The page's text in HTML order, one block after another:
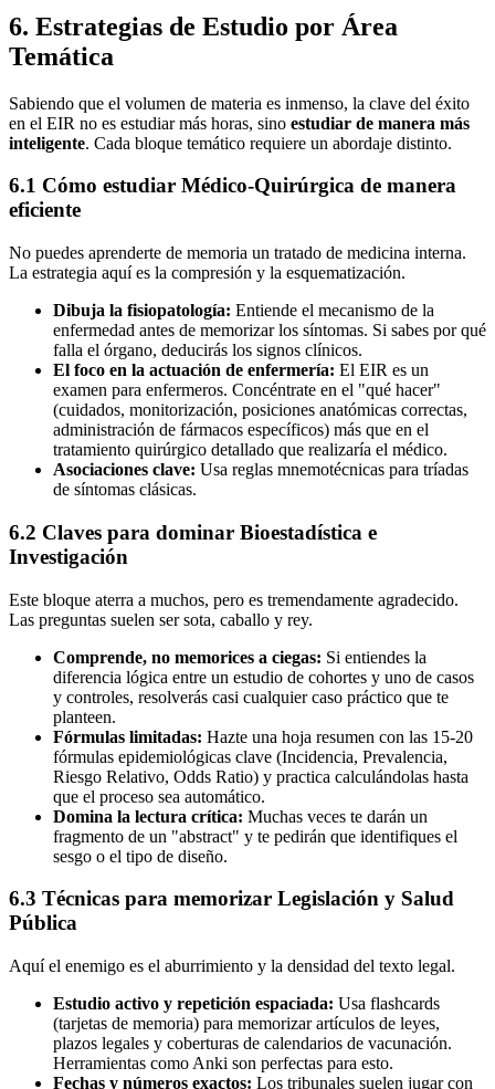
6. Estrategias de Estudio por Área
Temática
Sabiendo que el volumen de materia es inmenso, la clave del éxito
en el EIR no es estudiar más horas, sino estudiar de manera más
inteligente. Cada bloque temático requiere un abordaje distinto.
6.1 Cómo estudiar Médico-Quirúrgica de manera
eficiente
No puedes aprenderte de memoria un tratado de medicina interna.
La estrategia aquí es la compresión y la esquematización.
Dibuja la fisiopatología: Entiende el mecanismo de la
enfermedad antes de memorizar los síntomas. Si sabes por qué
falla el órgano, deducirás los signos clínicos.
El foco en la actuación de enfermería: El EIR es un
examen para enfermeros. Concéntrate en el "qué hacer"
(cuidados, monitorización, posiciones anatómicas correctas,
administración de fármacos específicos) más que en el
tratamiento quirúrgico detallado que realizaría el médico.
Asociaciones clave: Usa reglas mnemotécnicas para tríadas
de síntomas clásicas.
6.2 Claves para dominar Bioestadística e
Investigación
Este bloque aterra a muchos, pero es tremendamente agradecido.
Las preguntas suelen ser sota, caballo y rey.
Comprende, no memorices a ciegas: Si entiendes la
diferencia lógica entre un estudio de cohortes y uno de casos
y controles, resolverás casi cualquier caso práctico que te
planteen.
Fórmulas limitadas: Hazte una hoja resumen con las 15-20
fórmulas epidemiológicas clave (Incidencia, Prevalencia,
Riesgo Relativo, Odds Ratio) y practica calculándolas hasta
que el proceso sea automático.
Domina la lectura crítica: Muchas veces te darán un
fragmento de un "abstract" y te pedirán que identifiques el
sesgo o el tipo de diseño.
6.3 Técnicas para memorizar Legislación y Salud
Pública
Aquí el enemigo es el aburrimiento y la densidad del texto legal.
Estudio activo y repetición espaciada: Usa flashcards
(tarjetas de memoria) para memorizar artículos de leyes,
plazos legales y coberturas de calendarios de vacunación.
Herramientas como Anki son perfectas para esto.
Fechas y números exactos: Los tribunales suelen jugar con